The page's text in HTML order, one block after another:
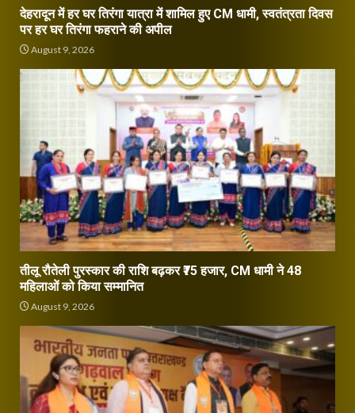
देहरादून में हर घर तिरंगा यात्रा में शामिल हुए CM धामी, स्वतंत्रता दिवस
पर हर घर तिरंगा फहराने की अपील
August 9, 2026
तीलू रौतेली पुरस्कार की राशि बढ़कर ₹75 हजार, CM धामी ने 48
महिलाओं को किया सम्मानित
August 9, 2026